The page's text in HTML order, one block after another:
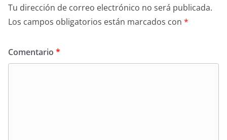
Tu dirección de correo electrónico no será publicada.
Los campos obligatorios están marcados con *
Comentario *